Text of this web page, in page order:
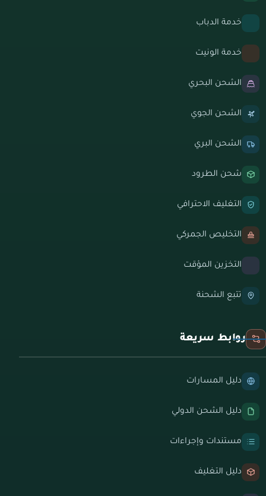
خدمة الدباب
خدمة الونيت
الشحن البحري
الشحن الجوي
الشحن البري
شحن الطرود
التغليف الاحترافي
التخليص الجمركي
التخزين المؤقت
تتبع الشحنة
روابط سريعة
دليل المسارات
دليل الشحن الدولي
مستندات وإجراءات
دليل التغليف